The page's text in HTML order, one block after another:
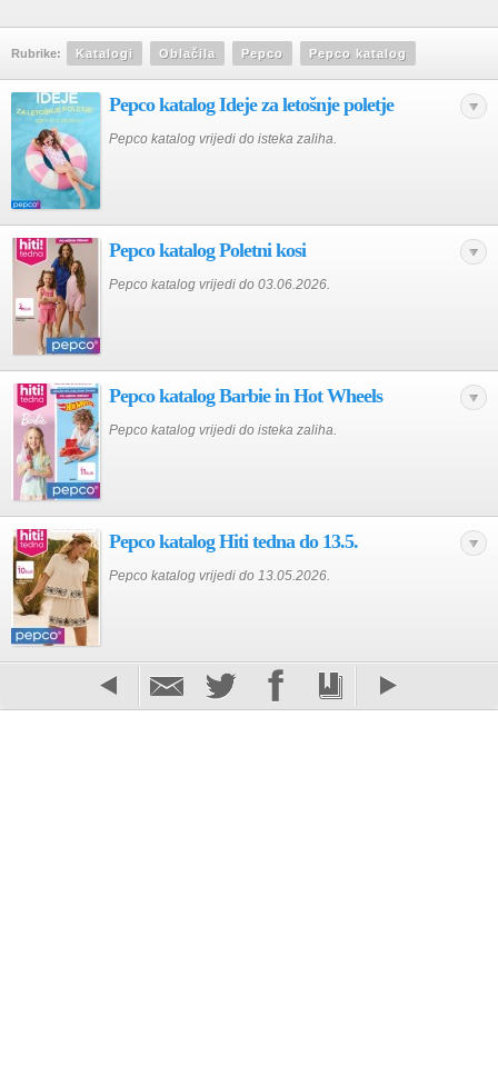
Rubrike: Katalogi Oblačila Pepco Pepco katalog
Pepco katalog Ideje za letošnje poletje
Pepco katalog vrijedi do isteka zaliha.
Pepco katalog Poletni kosi
Pepco katalog vrijedi do 03.06.2026.
Pepco katalog Barbie in Hot Wheels
Pepco katalog vrijedi do isteka zaliha.
Pepco katalog Hiti tedna do 13.5.
Pepco katalog vrijedi do 13.05.2026.